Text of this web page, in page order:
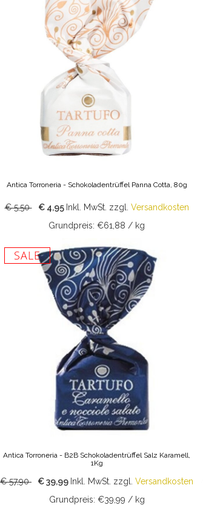
Antica Torroneria - Schokoladentrüffel Panna Cotta, 80g
€ 5,50 € 4,95 Inkl. MwSt. zzgl. Versandkosten
Grundpreis: €61,88 / kg
SALE
Antica Torroneria - B2B Schokoladentrüffel Salz Karamell,
1Kg
€ 57,90 € 39,99 Inkl. MwSt. zzgl. Versandkosten
Grundpreis: €39,99 / kg